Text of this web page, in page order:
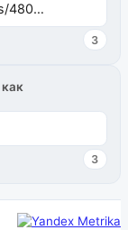
480
481Исправим
3
3